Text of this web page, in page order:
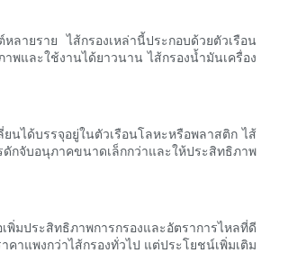
ลายราย ไส้กรองเหล่านี้ประกอบด้วยตัวเรือน
พและใช้งานได้ยาวนาน ไส้กรองน้ำมันเครื่อง
นได้บรรจุอยู่ในตัวเรือนโลหะหรือพลาสติก ไส้
กจับอนุภาคขนาดเล็กกว่าและให้ประสิทธิภาพ
มประสิทธิภาพการกรองและอัตราการไหลที่ดี
าแพงกว่าไส้กรองทั่วไป แต่ประโยชน์เพิ่มเติม